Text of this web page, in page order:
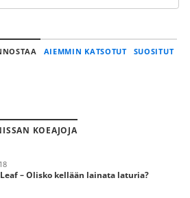
AIEMMIN KATSOTUT SUOSITUT
KOEAJOJA
– Olisko kellään lainata laturia?